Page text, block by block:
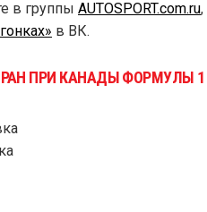
в группы AUTOSPORT.com.ru,
в ВК.
ПРИ КАНАДЫ ФОРМУЛЫ 1